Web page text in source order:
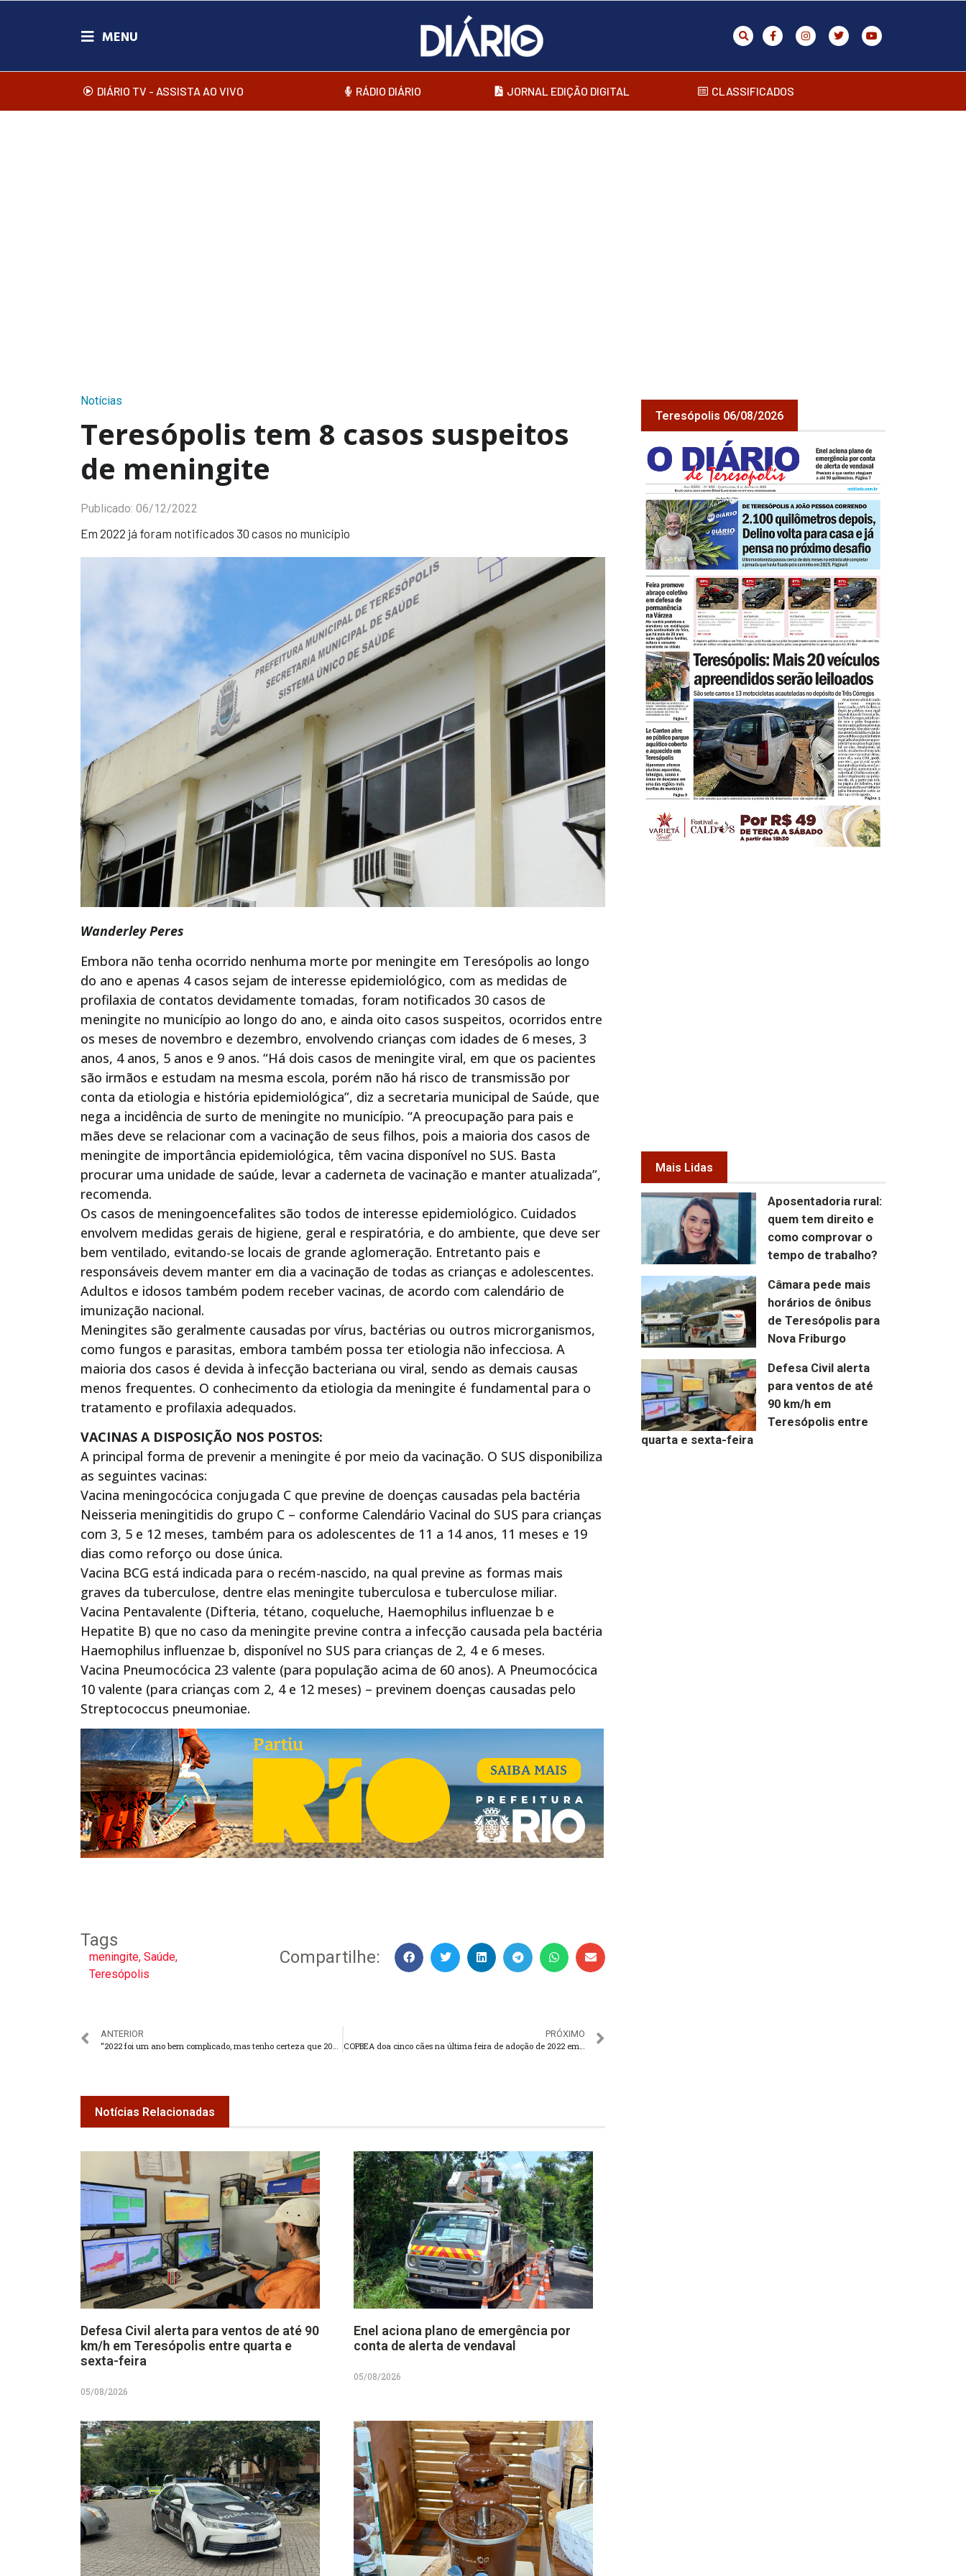
DIÁRIO TV - ASSISTA AO VIVO RÁDIO DIÁRIO JORNAL EDIÇÃO DIGITAL CLASSIFICADOS
Notícias
Teresópolis tem 8 casos suspeitos
de meningite
Publicado: 06/12/2022
Em 2022 já foram notificados 30 casos no município
Wanderley Peres
Embora não tenha ocorrido nenhuma morte por meningite em Teresópolis ao longo
do ano e apenas 4 casos sejam de interesse epidemiológico, com as medidas de
profilaxia de contatos devidamente tomadas, foram notificados 30 casos de
meningite no município ao longo do ano, e ainda oito casos suspeitos, ocorridos entre
os meses de novembro e dezembro, envolvendo crianças com idades de 6 meses, 3
anos, 4 anos, 5 anos e 9 anos. “Há dois casos de meningite viral, em que os pacientes
são irmãos e estudam na mesma escola, porém não há risco de transmissão por
conta da etiologia e história epidemiológica”, diz a secretaria municipal de Saúde, que
nega a incidência de surto de meningite no município. “A preocupação para pais e
mães deve se relacionar com a vacinação de seus filhos, pois a maioria dos casos de
meningite de importância epidemiológica, têm vacina disponível no SUS. Basta
procurar uma unidade de saúde, levar a caderneta de vacinação e manter atualizada”,
recomenda.
Os casos de meningoencefalites são todos de interesse epidemiológico. Cuidados
envolvem medidas gerais de higiene, geral e respiratória, e do ambiente, que deve ser
bem ventilado, evitando-se locais de grande aglomeração. Entretanto pais e
responsáveis devem manter em dia a vacinação de todas as crianças e adolescentes.
Adultos e idosos também podem receber vacinas, de acordo com calendário de
imunização nacional.
Meningites são geralmente causadas por vírus, bactérias ou outros microrganismos,
como fungos e parasitas, embora também possa ter etiologia não infecciosa. A
maioria dos casos é devida à infecção bacteriana ou viral, sendo as demais causas
menos frequentes. O conhecimento da etiologia da meningite é fundamental para o
tratamento e profilaxia adequados.
VACINAS A DISPOSIÇÃO NOS POSTOS:
A principal forma de prevenir a meningite é por meio da vacinação. O SUS disponibiliza
as seguintes vacinas:
Vacina meningocócica conjugada C que previne de doenças causadas pela bactéria
Neisseria meningitidis do grupo C – conforme Calendário Vacinal do SUS para crianças
com 3, 5 e 12 meses, também para os adolescentes de 11 a 14 anos, 11 meses e 19
dias como reforço ou dose única.
Vacina BCG está indicada para o recém-nascido, na qual previne as formas mais
graves da tuberculose, dentre elas meningite tuberculosa e tuberculose miliar.
Vacina Pentavalente (Difteria, tétano, coqueluche, Haemophilus influenzae b e
Hepatite B) que no caso da meningite previne contra a infecção causada pela bactéria
Haemophilus influenzae b, disponível no SUS para crianças de 2, 4 e 6 meses.
Vacina Pneumocócica 23 valente (para população acima de 60 anos). A Pneumocócica
10 valente (para crianças com 2, 4 e 12 meses) – previnem doenças causadas pelo
Streptococcus pneumoniae.
Tags
meningite, Saúde,
Teresópolis
Compartilhe:
ANTERIOR
“2022 foi um ano bem complicado, mas tenho certeza que 2023 será ótimo”
PRÓXIMO
COPBEA doa cinco cães na última feira de adoção de 2022 em Teresópolis
Notícias Relacionadas
Defesa Civil alerta para ventos de até 90
km/h em Teresópolis entre quarta e
sexta-feira
05/08/2026
Enel aciona plano de emergência por
conta de alerta de vendaval
05/08/2026
Teresópolis 06/08/2026
Mais Lidas
Aposentadoria rural:
quem tem direito e
como comprovar o
tempo de trabalho?
Câmara pede mais
horários de ônibus
de Teresópolis para
Nova Friburgo
Defesa Civil alerta
para ventos de até
90 km/h em
Teresópolis entre
quarta e sexta-feira